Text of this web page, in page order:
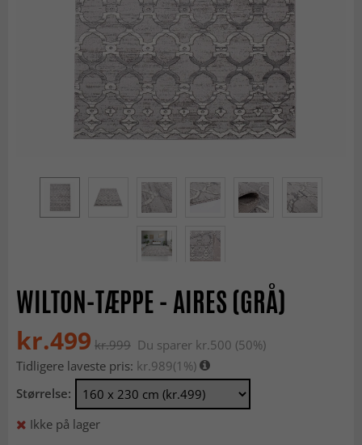
WILTON-TÆPPE - AIRES (GRÅ)
kr.499 kr.999 Du sparer kr.500 (50%)
Tidligere laveste pris: kr.989(1%)
Størrelse:
Ikke på lager